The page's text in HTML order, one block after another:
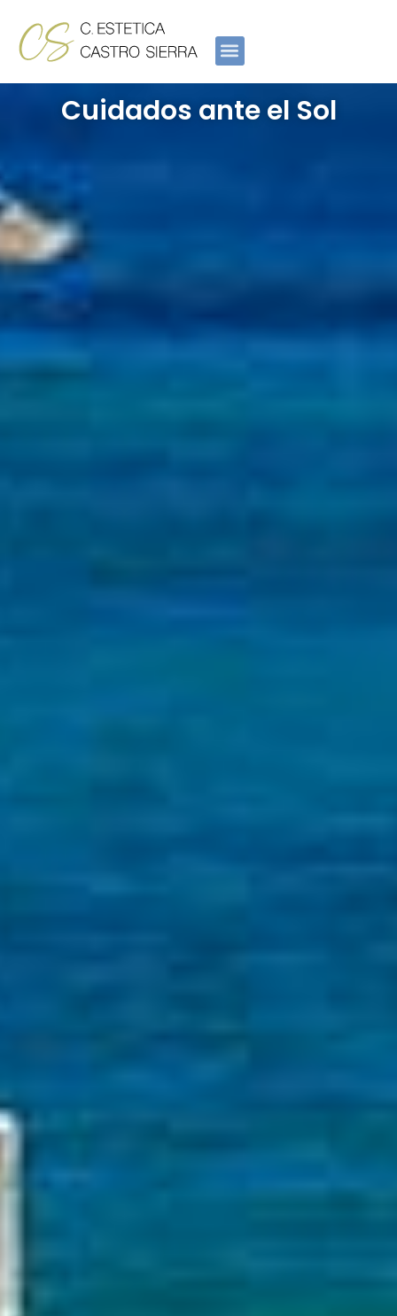
contenido
Cuidados ante el Sol